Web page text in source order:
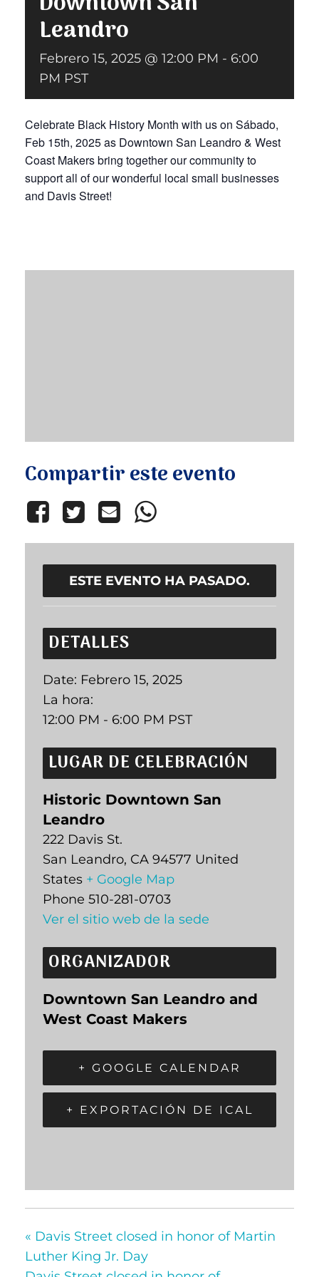
Donar
Leandro
Febrero 15, 2025 @ 12:00 PM - 6:00
PM PST
Celebrate Black History Month with us on Sábado,
Feb 15th, 2025 as Downtown San Leandro & West
Coast Makers bring together our community to
support all of our wonderful local small businesses
and Davis Street!
Compartir este evento
ESTE EVENTO HA PASADO.
DETALLES
Date: Febrero 15, 2025
La hora:
12:00 PM - 6:00 PM PST
LUGAR DE CELEBRACIÓN
Historic Downtown San
Leandro
222 Davis St.
San Leandro, CA 94577 United
States + Google Map
Phone 510-281-0703
Ver el sitio web de la sede
ORGANIZADOR
Downtown San Leandro and
West Coast Makers
+ GOOGLE CALENDAR
+ EXPORTACIÓN DE ICAL
« Davis Street closed in honor of Martin
Luther King Jr. Day